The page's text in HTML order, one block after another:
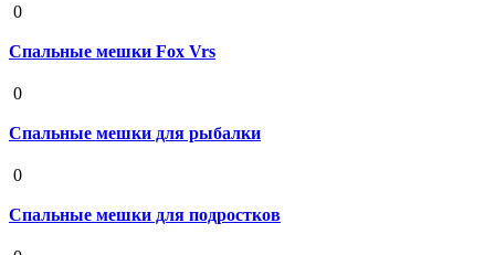
0
Спальные мешки Fox Vrs
0
Спальные мешки для рыбалки
0
Спальные мешки для подростков